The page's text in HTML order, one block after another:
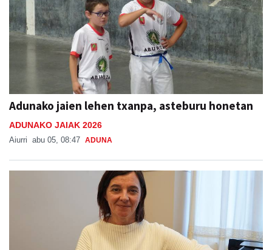
Adunako jaien lehen txanpa, asteburu honetan
ADUNAKO JAIAK 2026
Aiurri abu 05, 08:47 ADUNA